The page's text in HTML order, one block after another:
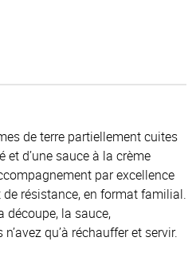
de terre partiellement cuites
et d’une sauce à la crème
par excellence
résistance, en format familial.
découpe, la sauce,
qu’à réchauffer et servir.